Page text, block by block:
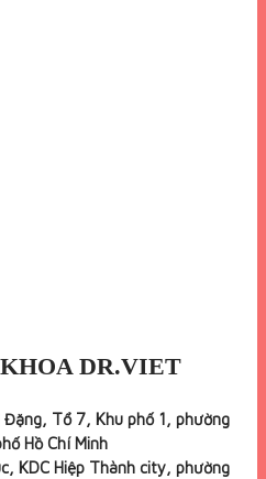
DR.VIET
Tổ 7, Khu phố 1, phường
Hồ Chí Minh
KDC Hiệp Thành city, phường